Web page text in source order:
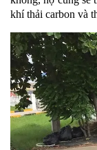
khí thải carbon và